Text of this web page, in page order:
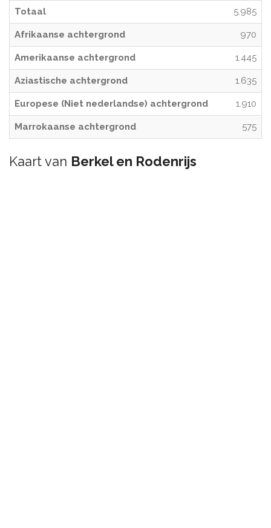
Totaal 5.985
Afrikaanse achtergrond 970
Amerikaanse achtergrond 1.445
Aziastische achtergrond 1.635
Europese (Niet nederlandse) achtergrond 1.910
Marrokaanse achtergrond 575
Kaart van Berkel en Rodenrijs